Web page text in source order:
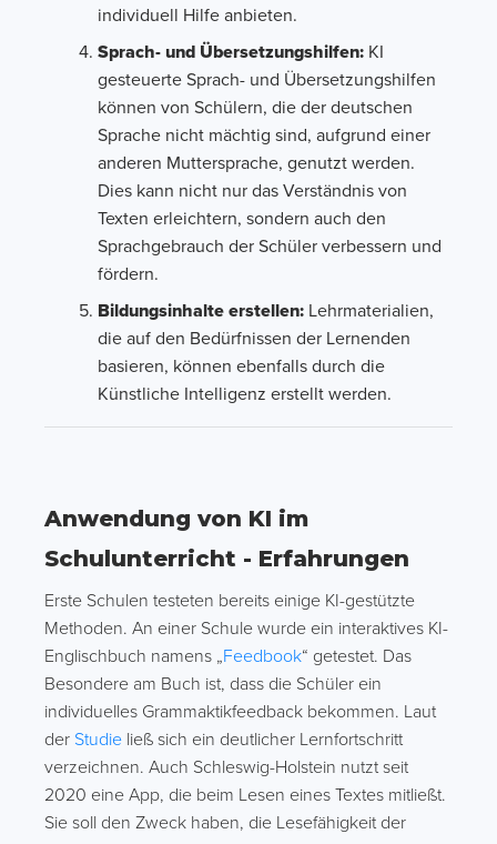
individuell Hilfe anbieten.
Sprach- und Übersetzungshilfen: KI
gesteuerte Sprach- und Übersetzungshilfen
können von Schülern, die der deutschen
Sprache nicht mächtig sind, aufgrund einer
anderen Muttersprache, genutzt werden.
Dies kann nicht nur das Verständnis von
Texten erleichtern, sondern auch den
Sprachgebrauch der Schüler verbessern und
fördern.
Bildungsinhalte erstellen: Lehrmaterialien,
die auf den Bedürfnissen der Lernenden
basieren, können ebenfalls durch die
Künstliche Intelligenz erstellt werden.
Anwendung von KI im
Schulunterricht - Erfahrungen
Erste Schulen testeten bereits einige KI-gestützte
Methoden. An einer Schule wurde ein interaktives KI-
Englischbuch namens „Feedbook“ getestet. Das
Besondere am Buch ist, dass die Schüler ein
individuelles Grammaktikfeedback bekommen. Laut
der Studie ließ sich ein deutlicher Lernfortschritt
verzeichnen. Auch Schleswig-Holstein nutzt seit
2020 eine App, die beim Lesen eines Textes mitließt.
Sie soll den Zweck haben, die Lesefähigkeit der